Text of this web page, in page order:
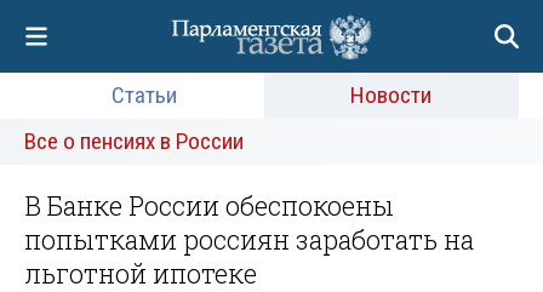
Статьи
Новости
Все о пенсиях в России
В Банке России обеспокоены
попытками россиян заработать на
льготной ипотеке